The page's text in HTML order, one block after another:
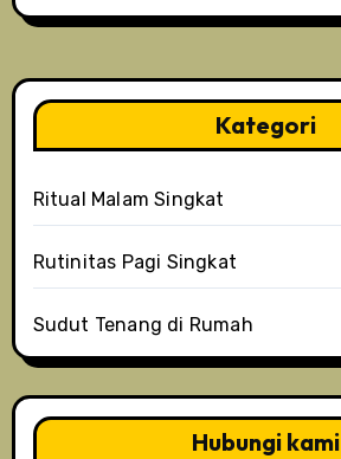
Kategori
Ritual Malam Singkat
Rutinitas Pagi Singkat
Sudut Tenang di Rumah
Hubungi kami